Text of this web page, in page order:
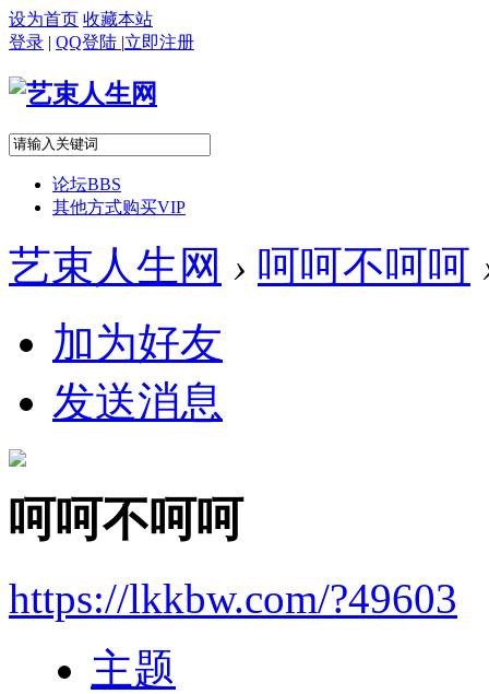
设为首页 收藏本站
登录 | QQ登陆 |立即注册
论坛BBS
其他方式购买VIP
艺束人生网 › 呵呵不呵呵
加为好友
发送消息
呵呵不呵呵
https://lkkbw.com/?49603
主题